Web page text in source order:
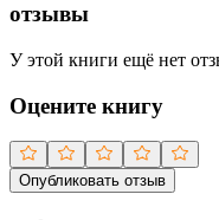
отзывы
У этой книги ещё нет
Оцените книгу
Опубликовать отзыв